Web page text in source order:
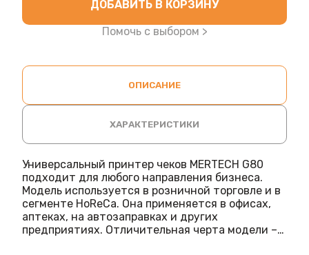
ДОБАВИТЬ В КОРЗИНУ
Помочь с выбором >
ОПИСАНИЕ
ХАРАКТЕРИСТИКИ
Универсальный принтер чеков MERTECH G80
подходит для любого направления бизнеса.
Модель используется в розничной торговле и в
сегменте HoReCa. Она применяется в офисах,
аптеках, на автозаправках и других
предприятиях. Отличительная черта модели –